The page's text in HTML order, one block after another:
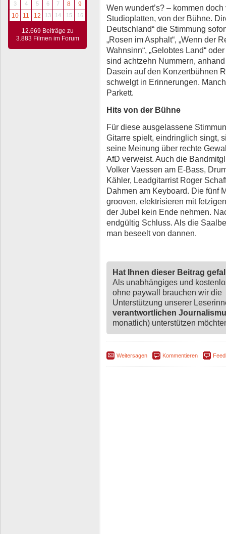
3
4 5 6 7 8
9
10
11 12 13 14 15 16
12.669 Beiträge zu
3.883 Filmen im Forum
Wen wundert’s? – kommen
Studioplatten, von der Bühne.
Deutschland“ die Stimmung
„Rosen im Asphalt“, „Wenn der
Wahnsinn“, „Gelobtes Land“
sind achtzehn Nummern,
Dasein auf den Konzertbühnen
schwelgt in Erinnerungen.
Parkett.
Hits von der Bühne
Für diese ausgelassene
Gitarre spielt, eindringlich singt,
seine Meinung über rechte
AfD verweist. Auch die
Volker Vaessen am E-Bass,
Kähler, Leadgitarrist Roger
Dahmen am Keyboard. Die fünf
grooven, elektrisieren mit
der Jubel kein Ende nehmen.
endgültig Schluss. Als die
man beseelt von dannen.
Hat Ihnen dieser Beitrag
Als unabhängiges und
ohne paywall brauchen wir die
Unterstützung unserer
verantwortlichen
monatlich) unterstützen
Weitersagen Kommentieren